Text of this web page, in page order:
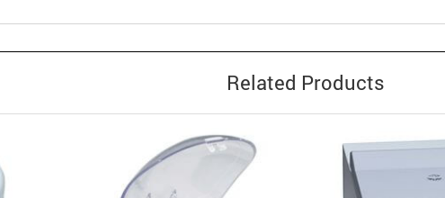
Related Products